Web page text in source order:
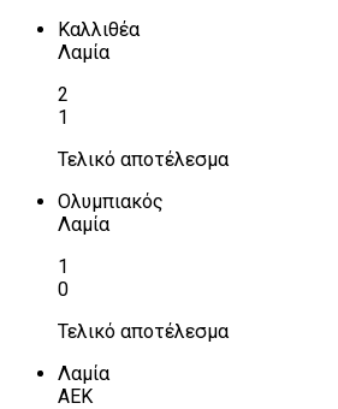
Καλλιθέα
Λαμία
2
1
Τελικό αποτέλεσμα
Ολυμπιακός
Λαμία
1
0
Τελικό αποτέλεσμα
Λαμία
ΑΕΚ